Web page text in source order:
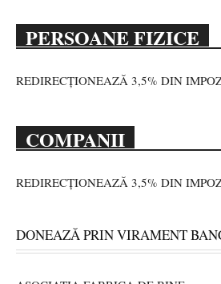
PERSOANE FIZICE
REDIRECȚIONEAZĂ 3,5% DIN
COMPANII
REDIRECȚIONEAZĂ 3,5% DIN
DONEAZĂ PRIN VIRAMENT